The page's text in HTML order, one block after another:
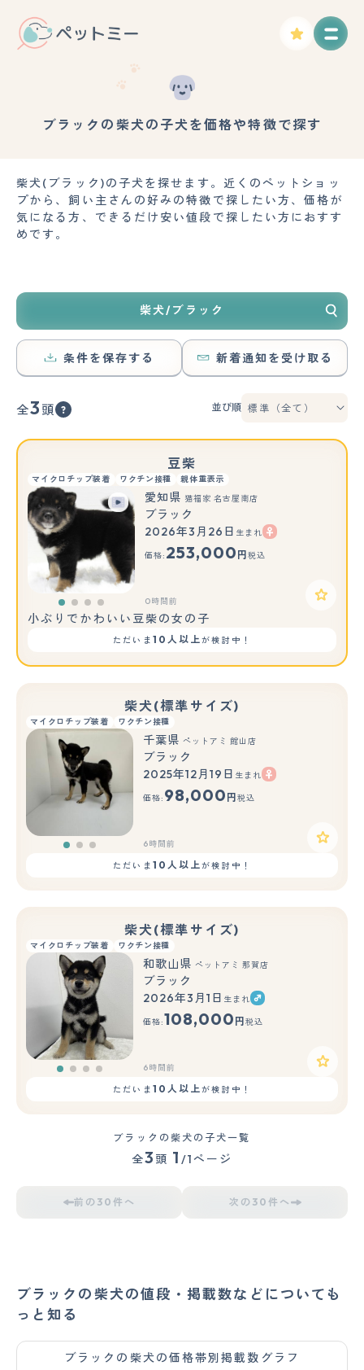
ブラックの柴犬の子犬を価格や特徴で探す
柴犬(ブラック)の子犬を探せます。近くのペットショッ
プから、飼い主さんの好みの特徴で探したい方、価格が
気になる方、できるだけ安い値段で探したい方におすす
めです。
柴犬/ブラック
条件を保存する 新着通知を受け取る
全3 頭 並び順
豆柴
マイクロチップ装着 ワクチン接種 親体重表示
愛知県 猫福家 名古屋南店
ブラック
2026年3月26日 生まれ
価格: 253,000 円 税込
0時間前
小ぶりでかわいい豆柴の女の子
ただいま 10人以上が検討中！
柴犬(標準サイズ)
マイクロチップ装着 ワクチン接種
もっと見る
千葉県 ペットアミ 館山店
ブラック
2025年12月19日 生まれ
価格: 98,000 円 税込
6時間前
ただいま 10人以上が検討中！
柴犬(標準サイズ)
マイクロチップ装着 ワクチン接種
和歌山県 ペットアミ 那賀店
ブラック
2026年3月1日 生まれ
価格:108,000 円 税込
6時間前
ただいま 10人以上が検討中！
ブラックの柴犬の子犬一覧
全3 頭 1 /1ページ
前の30件へ 次の30件へ
ブラックの柴犬の値段・掲載数などについても
っと知る
ブラックの柴犬の価格帯別掲載数グラフ